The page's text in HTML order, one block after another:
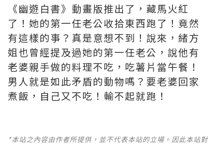
《幽遊白書》動畫版推出了，藏馬火紅
了！她的第一任老公收拾東西跑了！竟然
有這樣的事？真是意想不到！說來，緒方
姐也曾經提及過她的第一任老公，說他有
老婆親手做的料理不吃，吃薯片當午餐！
男人就是如此矛盾的動物嗎？要老婆回家
煮飯，自己又不吃！輸不起就跑！
*本站之內容由作者所提供，並不代表本站的立場。因此本站對